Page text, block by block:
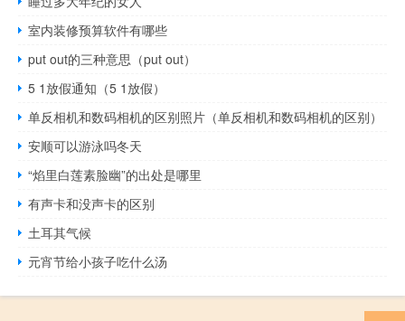
室内装修预算软件有哪些
put out的三种意思（put out）
5 1放假通知（5 1放假）
单反相机和数码相机的区别照片（单反相机和数码相机的区别）
安顺可以游泳吗冬天
“焰里白莲素脸幽”的出处是哪里
有声卡和没声卡的区别
土耳其气候
元宵节给小孩子吃什么汤